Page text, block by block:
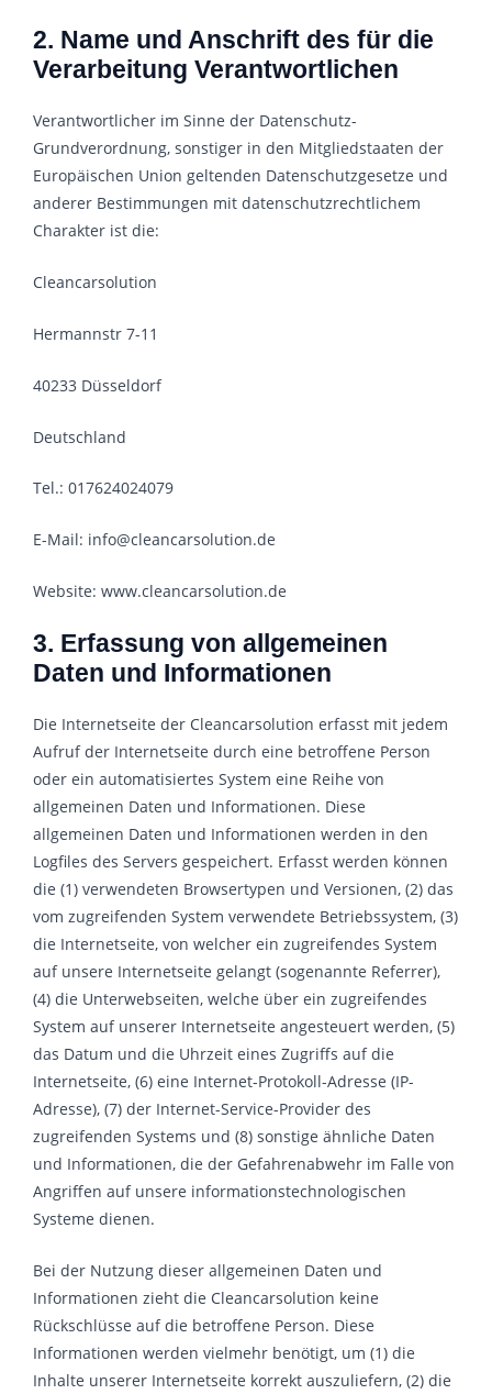
2. Name und Anschrift des für die
Verarbeitung Verantwortlichen
Verantwortlicher im Sinne der Datenschutz-
Grundverordnung, sonstiger in den Mitgliedstaaten der
Europäischen Union geltenden Datenschutzgesetze und
anderer Bestimmungen mit datenschutzrechtlichem
Charakter ist die:
Cleancarsolution
Hermannstr 7-11
40233 Düsseldorf
Deutschland
Tel.: 017624024079
E-Mail: info@cleancarsolution.de
Website: www.cleancarsolution.de
3. Erfassung von allgemeinen
Daten und Informationen
Die Internetseite der Cleancarsolution erfasst mit jedem
Aufruf der Internetseite durch eine betroffene Person
oder ein automatisiertes System eine Reihe von
allgemeinen Daten und Informationen. Diese
allgemeinen Daten und Informationen werden in den
Logfiles des Servers gespeichert. Erfasst werden können
die (1) verwendeten Browsertypen und Versionen, (2) das
vom zugreifenden System verwendete Betriebssystem, (3)
die Internetseite, von welcher ein zugreifendes System
auf unsere Internetseite gelangt (sogenannte Referrer),
(4) die Unterwebseiten, welche über ein zugreifendes
System auf unserer Internetseite angesteuert werden, (5)
das Datum und die Uhrzeit eines Zugriffs auf die
Internetseite, (6) eine Internet-Protokoll-Adresse (IP-
Adresse), (7) der Internet-Service-Provider des
zugreifenden Systems und (8) sonstige ähnliche Daten
und Informationen, die der Gefahrenabwehr im Falle von
Angriffen auf unsere informationstechnologischen
Systeme dienen.
Bei der Nutzung dieser allgemeinen Daten und
Informationen zieht die Cleancarsolution keine
Rückschlüsse auf die betroffene Person. Diese
Informationen werden vielmehr benötigt, um (1) die
Inhalte unserer Internetseite korrekt auszuliefern, (2) die